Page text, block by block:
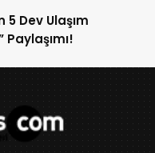
5 Dev Ulaşım
Paylaşımı!